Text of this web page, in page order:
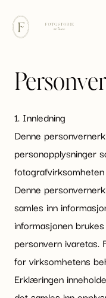
1. Innledning
Denne
personopplysninger
Denne
samles inn
informasjonen
personvern ivaretas.
for virksomhetens
Erklæringen